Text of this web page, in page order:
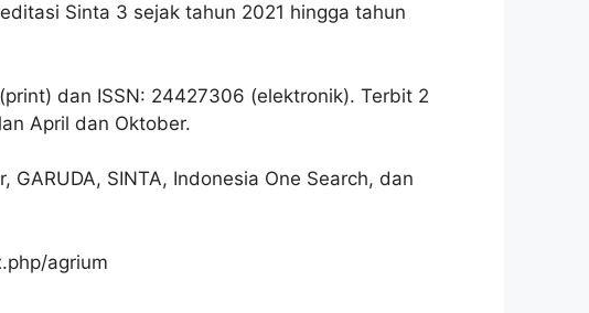
Sinta 3 sejak tahun 2021 hingga tahun
dan ISSN: 24427306 (elektronik). Terbit 2
April dan Oktober.
SINTA, Indonesia One Search, dan
agrium